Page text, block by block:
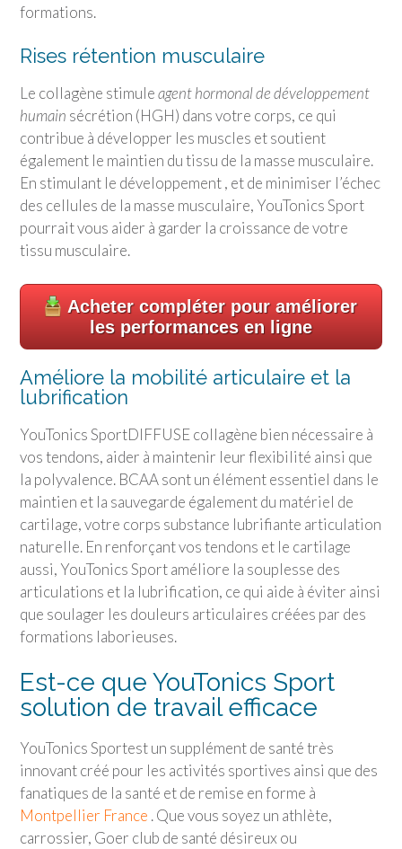
formations.
Rises rétention musculaire
Le collagène stimuleagent hormonal de développement
humain sécrétion (HGH) dans votre corps, ce qui
contribue à développer les muscles et soutient
également le maintien du tissu de la masse musculaire.
En stimulant le développement , et de minimiser l’échec
des cellules de la masse musculaire, YouTonics Sport
pourrait vous aider à garder la croissance de votre
tissu musculaire.
Acheter compléter pour améliorer
les performances en ligne
Améliore la mobilité articulaire et la
lubrification
YouTonics SportDIFFUSE collagène bien nécessaire à
vos tendons, aider à maintenir leur flexibilité ainsi que
la polyvalence. BCAA sont un élément essentiel dans le
maintien et la sauvegarde également du matériel de
cartilage, votre corps substance lubrifiante articulation
naturelle. En renforçant vos tendons et le cartilage
aussi, YouTonics Sportaméliore la souplesse des
articulations et la lubrification, ce qui aide à éviter ainsi
que soulager les douleurs articulaires créées par des
formations laborieuses.
Est-ce que YouTonics Sport
solution de travail efficace
YouTonics Sportest un supplément de santé très
innovant créé pour les activités sportives ainsi que des
fanatiques de la santé et de remise en forme à
Montpellier France . Que vous soyez un athlète,
carrossier, Goer club de santé désireux ou